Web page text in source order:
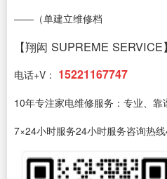
——（单建立维修档
【翔闳 SUPREME
电话+V： 15221167747
10年专注家电维修服务：专业、
7×24小时服务24小时服务咨询热